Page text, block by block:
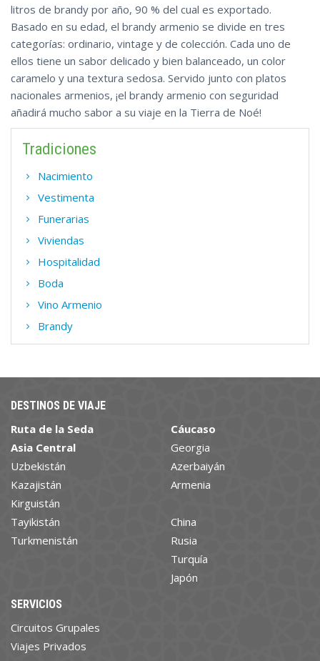
litros de brandy por año, 90 % del cual es exportado.
Basado en su edad, el brandy armenio se divide en tres
categorías: ordinario, vintage y de colección. Cada uno de
ellos tiene un sabor delicado y bien balanceado, un color
caramelo y una textura sedosa. Servido junto con platos
nacionales armenios, ¡el brandy armenio con seguridad
añadirá mucho sabor a su viaje en la Tierra de Noé!
Tradiciones
Nacimiento
Vestimenta
Funerarias
Viviendas
Hospitalidad
Boda
Vino Armenio
Brandy
DESTINOS DE VIAJE
Ruta de la Seda
Asia Central
Uzbekistán
Kazajistán
Kirguistán
Tayikistán
Turkmenistán
Cáucaso
Georgia
Azerbaiyán
Armenia
China
Rusia
Turquía
Japón
SERVICIOS
Circuitos Grupales
Viajes Privados